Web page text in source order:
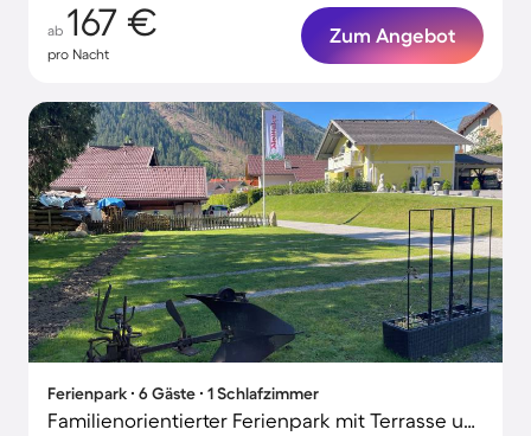
ab 167 €
pro Nacht
Zum Angebot
Ferienpark ∙ 6 Gäste ∙ 1 Schlafzimmer
Familienorientierter Ferienpark mit Terrasse und Garten | Hunde erlaubt